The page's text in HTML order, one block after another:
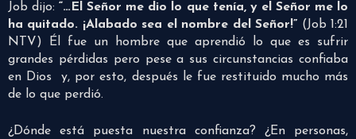
Job dijo:“…El Señor me dio lo que tenía, y el Señor me lo
ha quitado. ¡Alabado sea el nombre del Señor!” (Job 1:21
NTV) Él fue un hombre que aprendió lo que es sufrir
grandes pérdidas pero pese a sus circunstancias confiaba
en Dios y, por esto, después le fue restituido mucho más
de lo que perdió.
¿Dónde está puesta nuestra confianza? ¿En personas,